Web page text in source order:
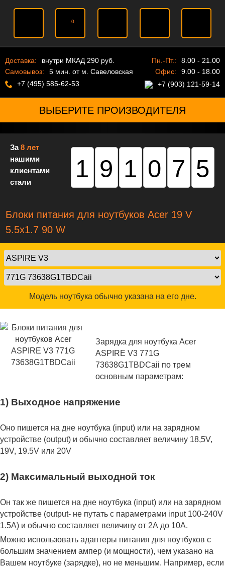
0
Доставка:
внутри МКАД 290 руб.
Самовывоз:
5 мин. от м. Савеловская
+7 (495) 585-62-53
Пн.-Пт.:
8.00 - 21.00
Офис:
9.00 - 18.00
+7 (903) 121-59-14
ВЫБЕРИТЕ ПРОИЗВОДИТЕЛЯ
За8 лет
нашими
клиентами
стали
191075
Блоки питания для ноутбуков Acer 19 V
5.5х1.7 90 W
Модель ноутбука обычно указана на его дне.
Зарядка для ноутбука Acer
ASPIRE V3 771G
73638G1TBDCaii по трем
основным параметрам:
1) Выходное напряжение
Оно пишется на дне ноутбука (input) или на зарядном
устройстве (output) и обычно составляет величину 18,5V,
19V, 19.5V или 20V
2) Максимальный выходной ток
Он так же пишется на дне ноутбука (input) или на зарядном
устройстве (output- не путать с параметрами input 100-240V
1.5A) и обычно составляет величину от 2А до 10A.
Можно использовать адаптеры питания для ноутбуков с
большим значением ампер (и мощности), чем указано на
Вашем ноутбуке (зарядке), но не меньшим. Например, если